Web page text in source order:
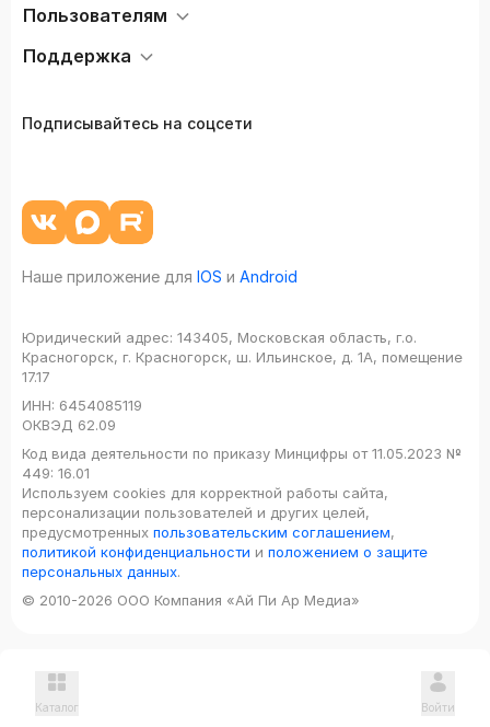
Пользователям
Поддержка
Подписывайтесь на соцсети
Наше приложение для IOS и Android
Юридический адрес: 143405, Московская область, г.о.
Красногорск, г. Красногорск, ш. Ильинское, д. 1А, помещение
17.17
ИНН: 6454085119
ОКВЭД 62.09
Код вида деятельности по приказу Минцифры от 11.05.2023 №
449: 16.01
Используем cookies для корректной работы сайта,
персонализации пользователей и других целей,
предусмотренных пользовательским соглашением,
политикой конфиденциальности и положением о защите
персональных данных.
© 2010-2026 ООО Компания «Ай Пи Ар Медиа»
Каталог Войти